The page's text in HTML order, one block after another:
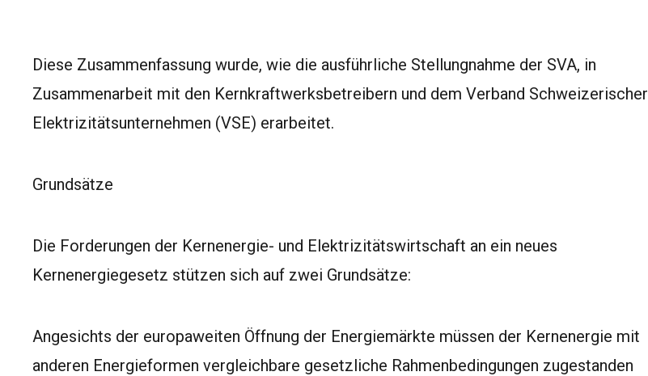
Diese Zusammenfassung wurde, wie die ausführliche Stellungnahme der SVA, in
Zusammenarbeit mit den Kernkraftwerksbetreibern und dem Verband Schweizerischer
Elektrizitätsunternehmen (VSE) erarbeitet.
Grundsätze
Die Forderungen der Kernenergie- und Elektrizitätswirtschaft an ein neues
Kernenergiegesetz stützen sich auf zwei Grundsätze:
Angesichts der europaweiten Öffnung der Energiemärkte müssen der Kernenergie mit
anderen Energieformen vergleichbare gesetzliche Rahmenbedingungen zugestanden